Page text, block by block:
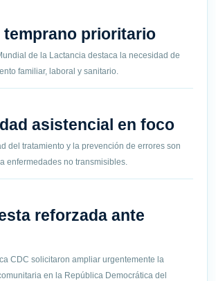
temprano prioritario
de la Lactancia destaca la necesidad de
familiar, laboral y sanitario.
asistencial en foco
del tratamiento y la prevención de errores son
enfermedades no transmisibles.
reforzada ante
CDC solicitaron ampliar urgentemente la
en la República Democrática del